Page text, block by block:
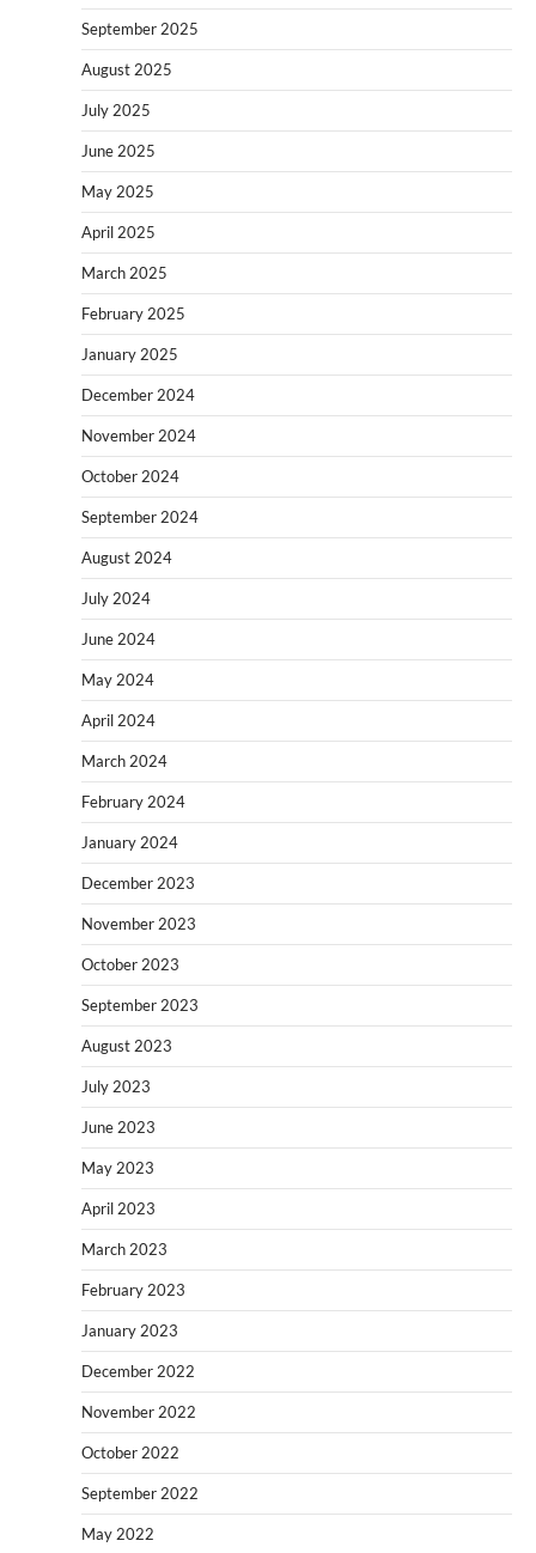
September 2025
August 2025
July 2025
June 2025
May 2025
April 2025
March 2025
February 2025
January 2025
December 2024
November 2024
October 2024
September 2024
August 2024
July 2024
June 2024
May 2024
April 2024
March 2024
February 2024
January 2024
December 2023
November 2023
October 2023
September 2023
August 2023
July 2023
June 2023
May 2023
April 2023
March 2023
February 2023
January 2023
December 2022
November 2022
October 2022
September 2022
May 2022